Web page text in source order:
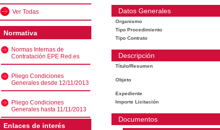
Ver Todas
Normativa
Normas Internas de
Contratación EPE Red.es
Pliego Condiciones
Generales desde 12/11/2013
Pliego Condiciones
Generales hasta 11/11/2013
Enlaces de interés
Datos Generales
Organismo
Tipo Procedimiento
Tipo Contrato
Descripción
Título/Resumen
Objeto
Expediente
Importe Licitación
Documentos